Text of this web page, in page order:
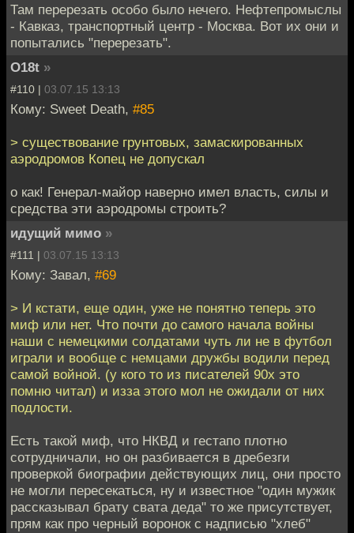
Там перерезать особо было нечего. Нефтепромыслы
- Кавказ, транспортный центр - Москва. Вот их они и
попытались "перерезать".
O18t »
#110 | 03.07.15 13:13
Кому: Sweet Death, #85
> существование грунтовых, замаскированных
аэродромов Копец не допускал
о как! Генерал-майор наверно имел власть, силы и
средства эти аэродромы строить?
идущий мимо »
#111 | 03.07.15 13:13
Кому: Завал, #69
> И кстати, еще один, уже не понятно теперь это
миф или нет. Что почти до самого начала войны
наши с немецкими солдатами чуть ли не в футбол
играли и вообще с немцами дружбы водили перед
самой войной. (у кого то из писателей 90х это
помню читал) и изза этого мол не ожидали от них
подлости.
Есть такой миф, что НКВД и гестапо плотно
сотрудничали, но он разбивается в дребезги
проверкой биографии действующих лиц, они просто
не могли пересекаться, ну и известное "один мужик
рассказывал брату свата деда" то же присутствует,
прям как про черный воронок с надписью "хлеб"